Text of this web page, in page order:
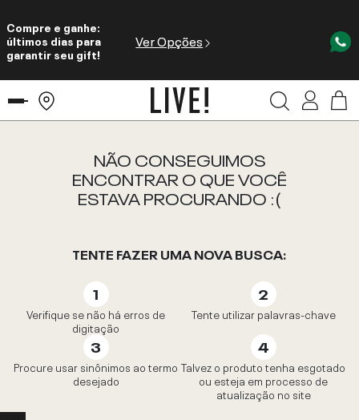
Compre e ganhe:
últimos dias para
garantir seu gift!
Ver Opções
NÃO CONSEGUIMOS
ENCONTRAR O QUE VOCÊ
ESTAVA PROCURANDO :(
TENTE FAZER UMA NOVA BUSCA:
Verifique se não há erros de
digitação
Tente utilizar palavras-chave
Procure usar sinônimos ao termo
desejado
Talvez o produto tenha esgotado
ou esteja em processo de
atualização no site